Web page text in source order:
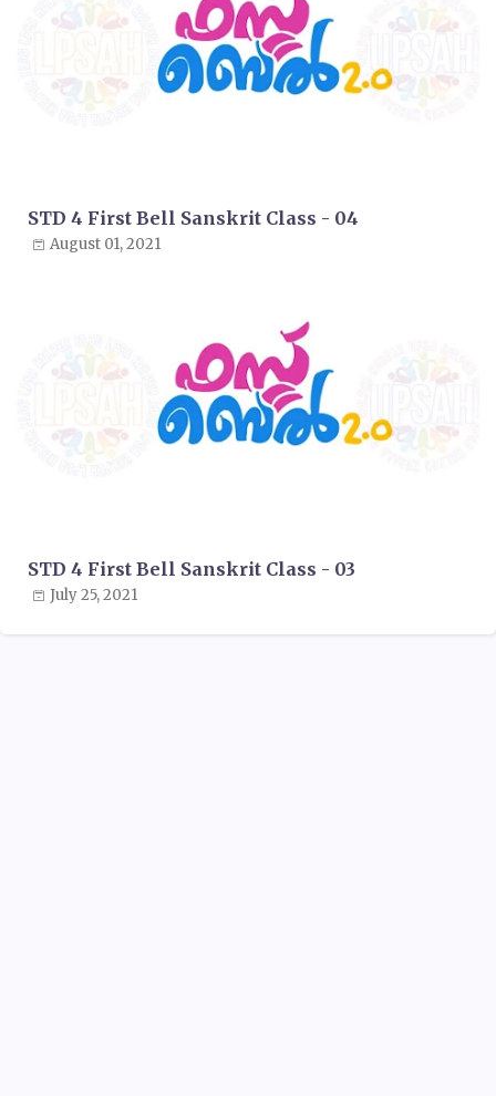
STD 4 First Bell Sanskrit Class - 04
August 01, 2021
STD 4 First Bell Sanskrit Class - 03
July 25, 2021